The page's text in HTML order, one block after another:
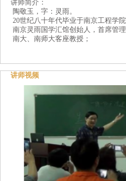
讲师简介：
陶敬玉，字：灵雨。
20世纪八十年代毕业于南京工程学
南京灵雨国学汇馆创始人，首席管理
南大、南师大客座教授；
讲师视频